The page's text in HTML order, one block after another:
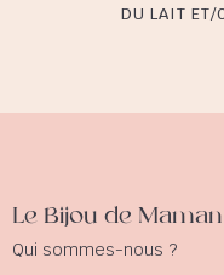
DU LAIT ET/
Le Bijou de Maman
Qui sommes-nous ?